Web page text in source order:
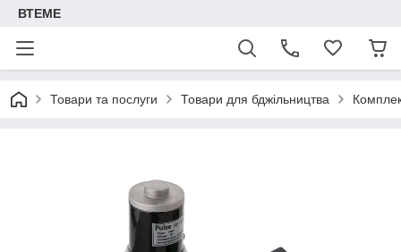
ВТЕМЕ
Товари та послуги Товари для бджільництва